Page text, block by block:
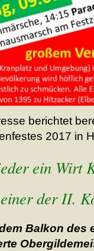
berichtet
2017 in
ein Wirt
der II.
Balkon des